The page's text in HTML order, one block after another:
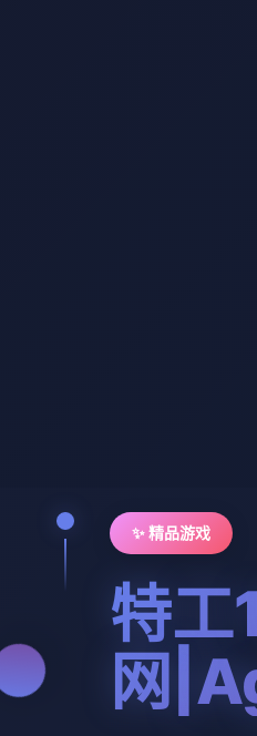
✨ 精品游戏
特工
网